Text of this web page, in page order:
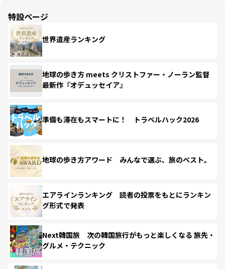
特設ページ
世界遺産ランキング
地球の歩き方 meets クリストファー・ノーラン監督
最新作『オデュッセイア』
準備も滞在もスマートに！ トラベルハック2026
地球の歩き方アワード みんなで選ぶ、旅のベスト。
エアラインランキング 読者の投票をもとにランキン
グ形式で発表
Next韓国旅 次の韓国旅行がもっと楽しくなる 旅先・
グルメ・テクニック